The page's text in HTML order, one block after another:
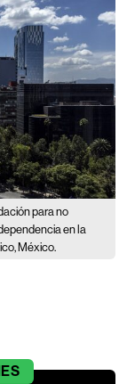
para no
en la
México.